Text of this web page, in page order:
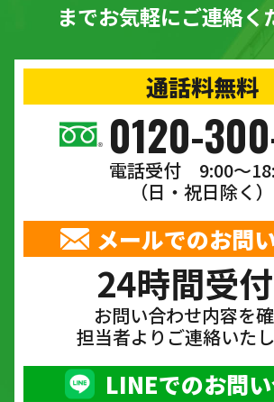
までお気軽にご連絡く
通話料無料
0120-
電話受付 9:00〜
（日・祝日除く）
メールでのお問
24時間受
お問い合わせ内容を
担当者よりご連絡いたし
LINEでのお問